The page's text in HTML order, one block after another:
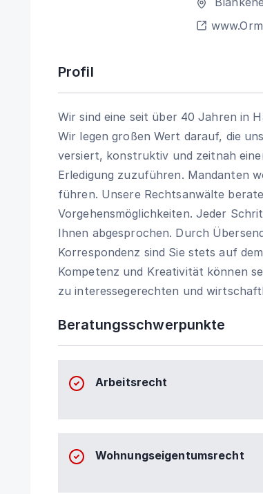
Profil
Wir sind eine seit über 40 Jahren in
Wir legen großen Wert darauf, die
versiert, konstruktiv und zeitnah
Erledigung zuzuführen. Mandanten
führen. Unsere Rechtsanwälte
Vorgehensmöglichkeiten. Jeder
Ihnen abgesprochen. Durch
Korrespondenz sind Sie stets auf
Kompetenz und Kreativität können
zu interessegerechten und
Beratungsschwerpunkte
Arbeitsrecht
Wohnungseigentumsrecht